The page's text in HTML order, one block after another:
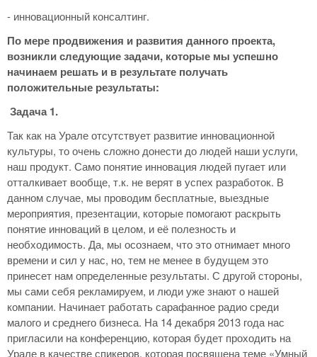
- инновационный консалтинг.
По мере продвижения и развития данного проекта,
возникли следующие задачи, которые мы успешно
начинаем решать и в результате получать
положительные результаты:
Задача 1.
Так как на Урале отсутствует развитие инновационной
культуры, то очень сложно донести до людей наши услуги,
наш продукт. Само понятие инновация людей пугает или
отталкивает вообще, т.к. не верят в успех разработок. В
данном случае, мы проводим бесплатные, выездные
мероприятия, презентации, которые помогают раскрыть
понятие инноваций в целом, и её полезность и
необходимость. Да, мы осознаем, что это отнимает много
времени и сил у нас, но, тем не менее в будущем это
принесет нам определенные результаты. С другой стороны,
мы сами себя рекламируем, и люди уже знают о нашей
компании. Начинает работать сарафанное радио среди
малого и среднего бизнеса. На 14 декабря 2013 года нас
пригласили на конференцию, которая будет проходить на
Урале в качестве спикеров, которая посвящена теме «Умный